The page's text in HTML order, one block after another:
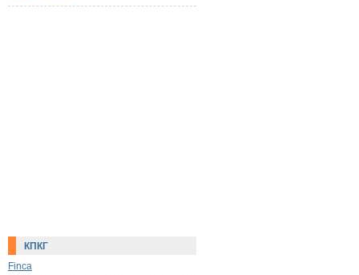
КПКГ
Finca